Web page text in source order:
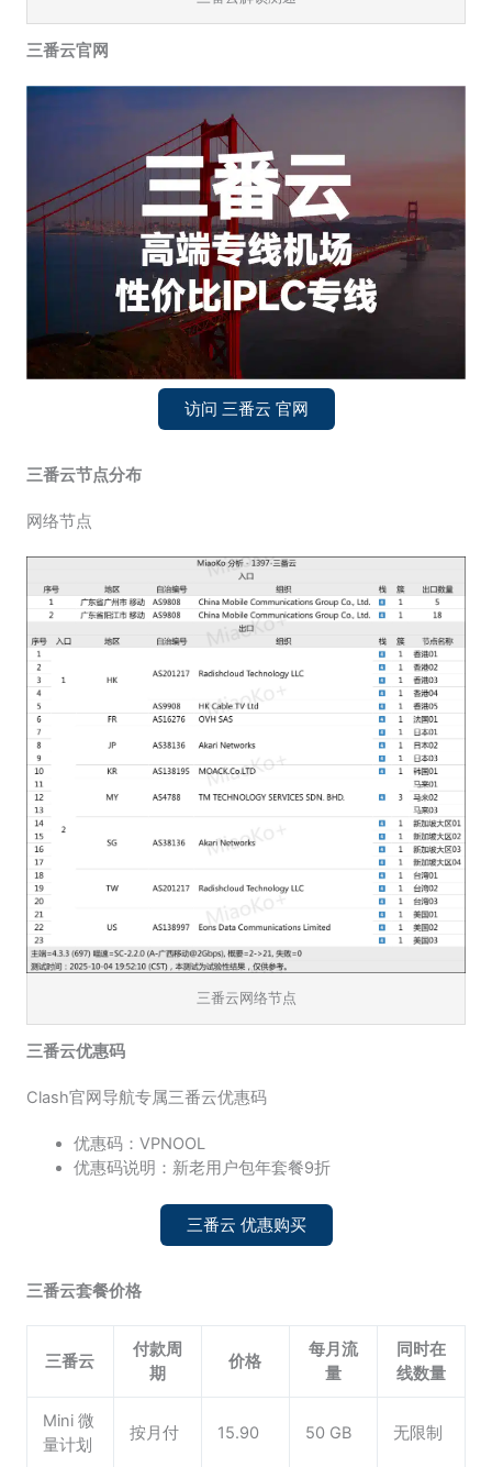
三番云官网
访问 三番云 官网
三番云节点分布
网络节点
三番云网络节点
三番云优惠码
Clash官网导航专属三番云优惠码
优惠码：VPNOOL
优惠码说明：新老用户包年套餐9折
三番云 优惠购买
三番云套餐价格
三番云
付款周
期
价格
每月流
量
同时在
线数量
Mini 微
量计划
按月付 15.90 50 GB 无限制